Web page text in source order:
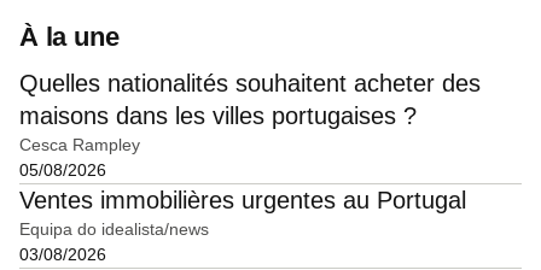
À la une
Quelles nationalités souhaitent acheter des
maisons dans les villes portugaises ?
Cesca Rampley
05/08/2026
Ventes immobilières urgentes au Portugal
Equipa do idealista/news
03/08/2026